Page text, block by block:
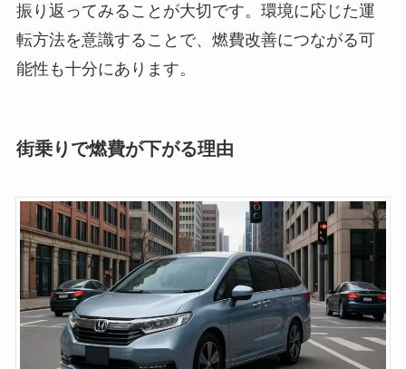
振り返ってみることが大切です。環境に応じた運
転方法を意識することで、燃費改善につながる可
能性も十分にあります。
街乗りで燃費が下がる理由